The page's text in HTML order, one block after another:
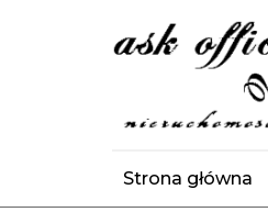
Strona główna